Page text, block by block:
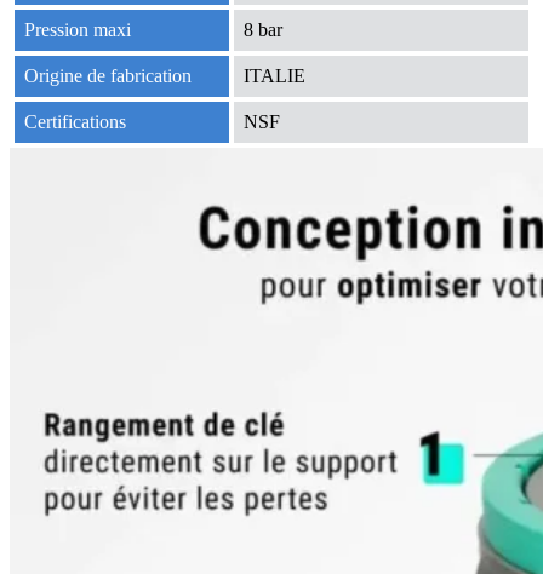
Pression maxi 8 bar
Origine de fabrication ITALIE
Certifications NSF